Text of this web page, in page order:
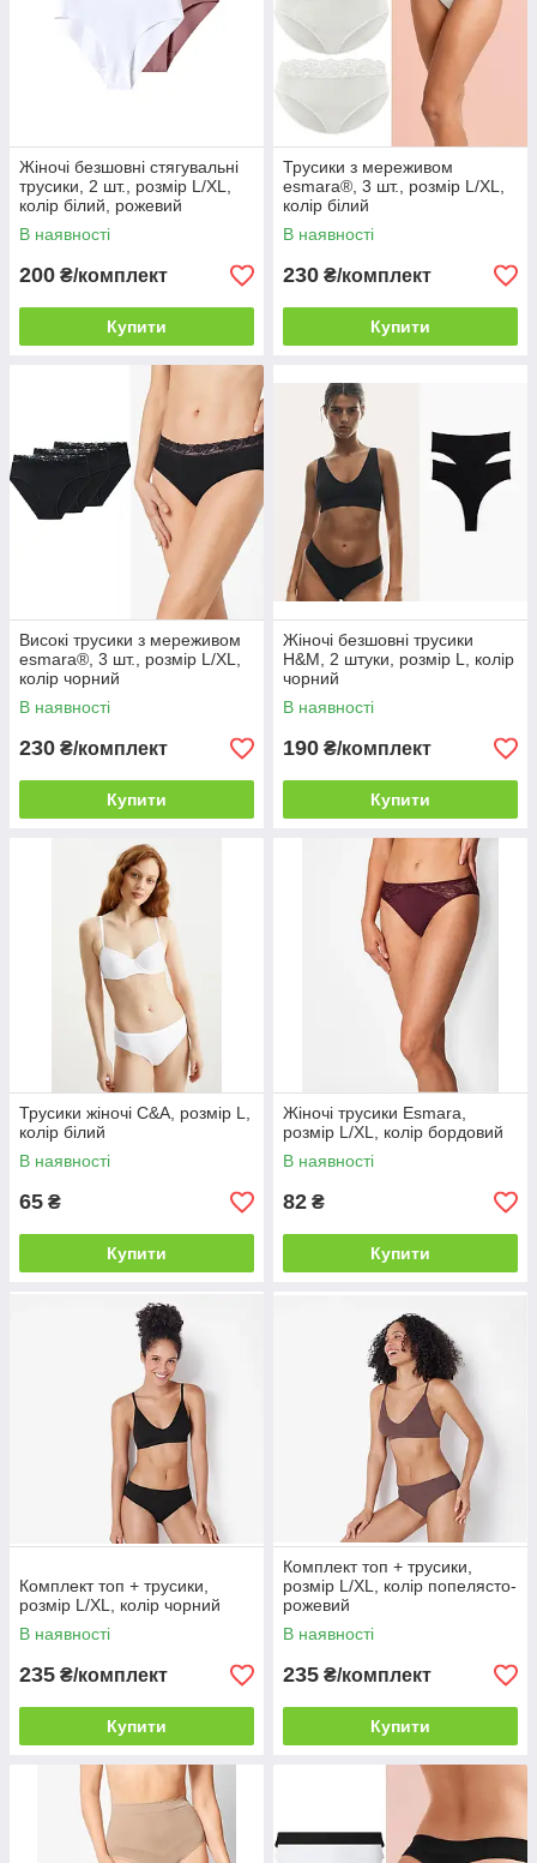
Жіночі безшовні стягувальні
трусики, 2 шт., розмір L/XL,
колір білий, рожевий
В наявності
200 ₴/комплект
Купити
Трусики з мереживом
esmara®, 3 шт., розмір L/XL,
колір білий
В наявності
230 ₴/комплект
Купити
Високі трусики з мереживом
esmara®, 3 шт., розмір L/XL,
колір чорний
В наявності
230 ₴/комплект
Купити
Жіночі безшовні трусики
H&M, 2 штуки, розмір L, колір
чорний
В наявності
190 ₴/комплект
Купити
Трусики жіночі C&A, розмір L,
колір білий
В наявності
65 ₴
Купити
Жіночі трусики Esmara,
розмір L/XL, колір бордовий
В наявності
82 ₴
Купити
Комплект топ + трусики,
розмір L/XL, колір чорний
В наявності
235 ₴/комплект
Купити
Комплект топ + трусики,
розмір L/XL, колір попелясто-
рожевий
В наявності
235 ₴/комплект
Купити